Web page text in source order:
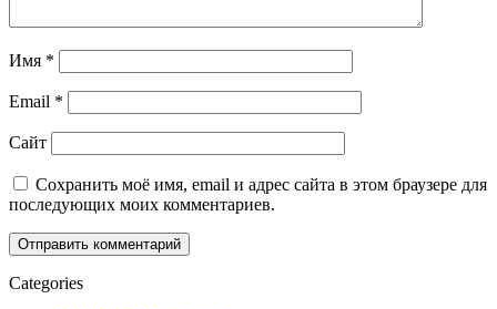
Имя *
Email *
Сайт
Сохранить моё имя, email и адрес сайта в этом браузере для
последующих моих комментариев.
Categories